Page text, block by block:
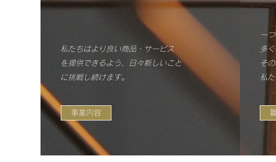
​​私たちはより良い商品・サービス
​を提供できるよう、日々新しいこと
に挑戦し続けます。
事業内容
一
多
そ
私